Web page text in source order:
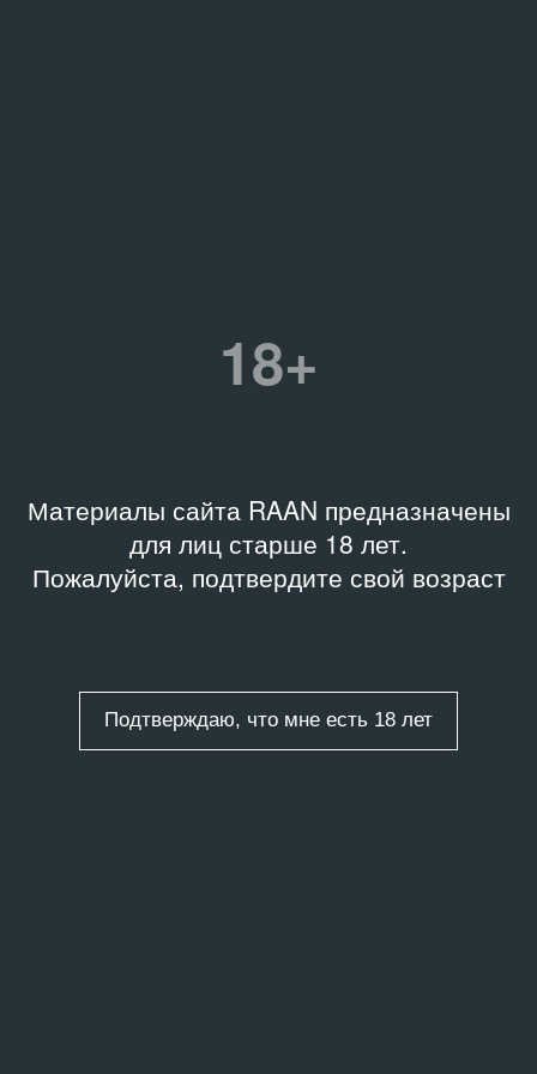
18+
Материалы сайта RAAN предназначены
для лиц старше 18 лет.
Пожалуйста, подтвердите свой возраст
Подтверждаю, что мне есть 18 лет